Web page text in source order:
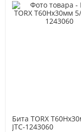
Бита TORX
JTC-1243060